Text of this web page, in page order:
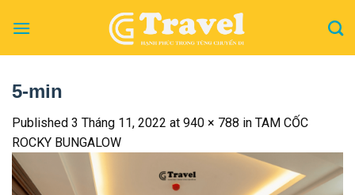
5-min
Published 3 Tháng 11, 2022 at 940 × 788 in TAM CỐC
ROCKY BUNGALOW